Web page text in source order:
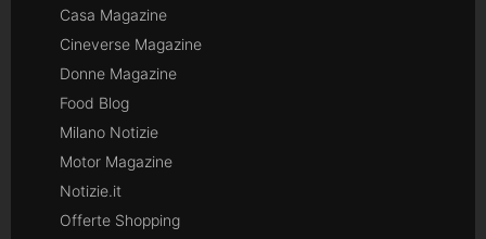
Casa Magazine
Cineverse Magazine
Donne Magazine
Food Blog
Milano Notizie
Motor Magazine
Notizie.it
Offerte Shopping